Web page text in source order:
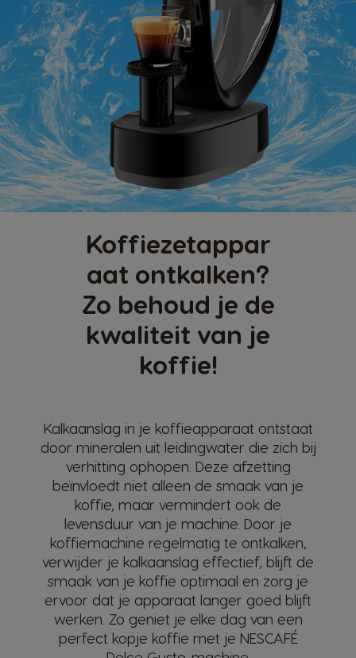
Koffiezetappar
aat ontkalken?
Zo behoud je de
kwaliteit van je
koffie!
Kalkaanslag in je koffieapparaat ontstaat
door mineralen uit leidingwater die zich bij
verhitting ophopen. Deze afzetting
beïnvloedt niet alleen de smaak van je
koffie, maar vermindert ook de
levensduur van je machine. Door je
koffiemachine regelmatig te ontkalken,
verwijder je kalkaanslag effectief, blijft de
smaak van je koffie optimaal en zorg je
ervoor dat je apparaat langer goed blijft
werken. Zo geniet je elke dag van een
perfect kopje koffie met je NESCAFÉ